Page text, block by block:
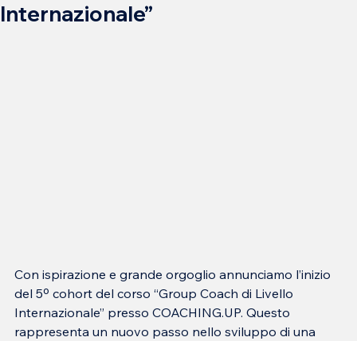
Internazionale”
Con ispirazione e grande orgoglio annunciamo l’inizio
del 5º cohort del corso “Group Coach di Livello
Internazionale” presso COACHING.UP. Questo
rappresenta un nuovo passo nello sviluppo di una